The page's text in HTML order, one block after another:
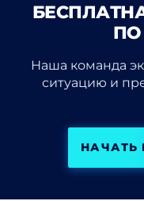
Наша команда
ситуацию и
НАЧАТЬ